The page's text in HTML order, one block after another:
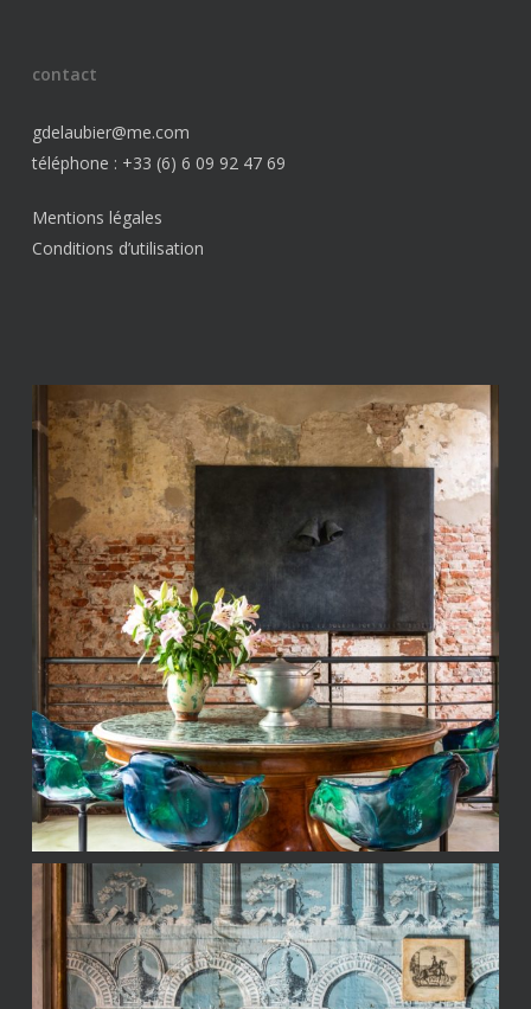
contact
gdelaubier@me.com
téléphone : +33 (6) 6 09 92 47 69
Mentions légales
Conditions d’utilisation